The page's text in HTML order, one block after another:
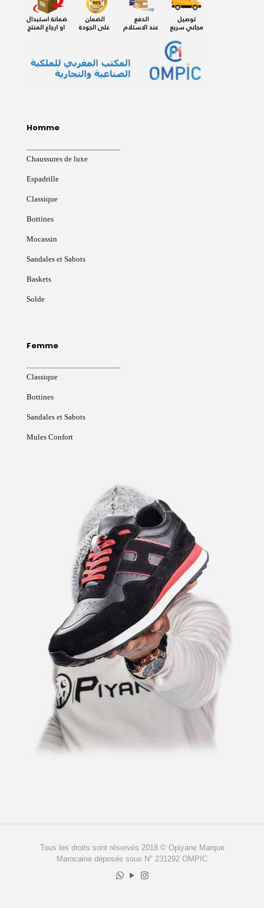
Homme
Chaussures de luxe
Espadrille
Classique
Bottines
Mocassin
Sandales et Sabots
Baskets
Solde
Femme
Classique
Bottines
Sandales et Sabots
Mules Confort
Tous les droits sont réservés 2018 © Opiyane Marque
Marocaine déposée sous N° 231292 OMPIC